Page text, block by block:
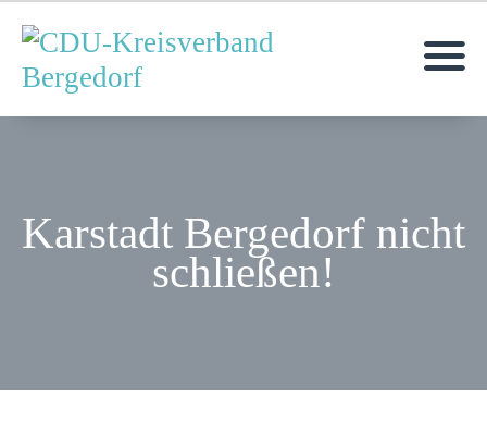
Karstadt Bergedorf nicht
schließen!
ÜBER UNS
TERMINE